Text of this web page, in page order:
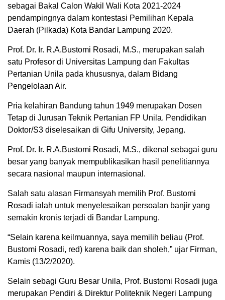
sebagai Bakal Calon Wakil Wali Kota 2021-2024
pendampingnya dalam kontestasi Pemilihan Kepala
Daerah (Pilkada) Kota Bandar Lampung 2020.
Prof. Dr. Ir. R.A.Bustomi Rosadi, M.S., merupakan salah
satu Profesor di Universitas Lampung dan Fakultas
Pertanian Unila pada khususnya, dalam Bidang
Pengelolaan Air.
Pria kelahiran Bandung tahun 1949 merupakan Dosen
Tetap di Jurusan Teknik Pertanian FP Unila. Pendidikan
Doktor/S3 diselesaikan di Gifu University, Jepang.
Prof. Dr. Ir. R.A.Bustomi Rosadi, M.S., dikenal sebagai guru
besar yang banyak mempublikasikan hasil penelitiannya
secara nasional maupun internasional.
Salah satu alasan Firmansyah memilih Prof. Bustomi
Rosadi ialah untuk menyelesaikan persoalan banjir yang
semakin kronis terjadi di Bandar Lampung.
“Selain karena keilmuannya, saya memilih beliau (Prof.
Bustomi Rosadi, red) karena baik dan sholeh,” ujar Firman,
Kamis (13/2/2020).
Selain sebagi Guru Besar Unila, Prof. Bustomi Rosadi juga
merupakan Pendiri & Direktur Politeknik Negeri Lampung